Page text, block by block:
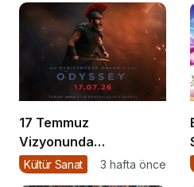
17 Temmuz
Vizyonunda
Aksiyondan Dramaya
Kültür Sanat 3 hafta önce